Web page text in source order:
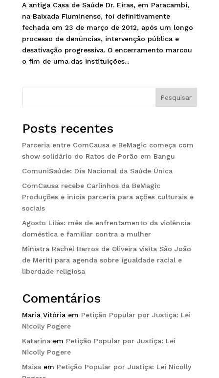
A antiga Casa de Saúde Dr. Eiras, em Paracambi,
na Baixada Fluminense, foi definitivamente
fechada em 23 de março de 2012, após um longo
processo de denúncias, intervenção pública e
desativação progressiva. O encerramento marcou
o fim de uma das instituições...
Pesquisar
Posts recentes
Parceria entre ComCausa e BeMagic começa com
show solidário do Ratos de Porão em Bangu
ComuniSaúde: Dia Nacional da Saúde Única
ComCausa recebe Carlinhos da BeMagic
Produções e inicia parceria para ações culturais e
sociais
Agosto Lilás: mês de enfrentamento da violência
doméstica e familiar contra a mulher
Ministra Rachel Barros de Oliveira visita São João
de Meriti para agenda sobre igualdade racial e
liberdade religiosa
Comentários
Maria Vitóriaem Petição Popular por Justiça: Lei
Nicolly Pogere
Katarinaem Petição Popular por Justiça: Lei
Nicolly Pogere
Maisaem Petição Popular por Justiça: Lei Nicolly